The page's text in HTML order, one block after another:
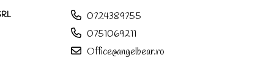
0724389755
0751069211
Office@angelbear.ro